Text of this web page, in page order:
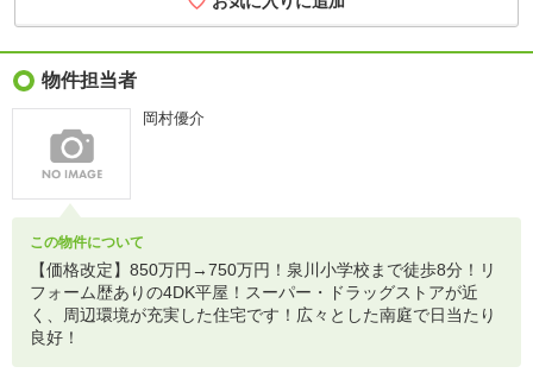
物件担当者
岡村優介
この物件について
【価格改定】850万円→750万円！泉川小学校まで徒歩8分！リ
フォーム歴ありの4DK平屋！スーパー・ドラッグストアが近
く、周辺環境が充実した住宅です！広々とした南庭で日当たり
良好！